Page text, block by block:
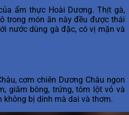
ẩm thực Hoài Dương. Thịt gà,
trong món ăn này đều được thái
nước dùng gà đặc, có vị mặn và
cơm chiên Dương Châu ngon
giăm bông, trứng, tôm lột vỏ và
không bị dính mà dai và thơm.